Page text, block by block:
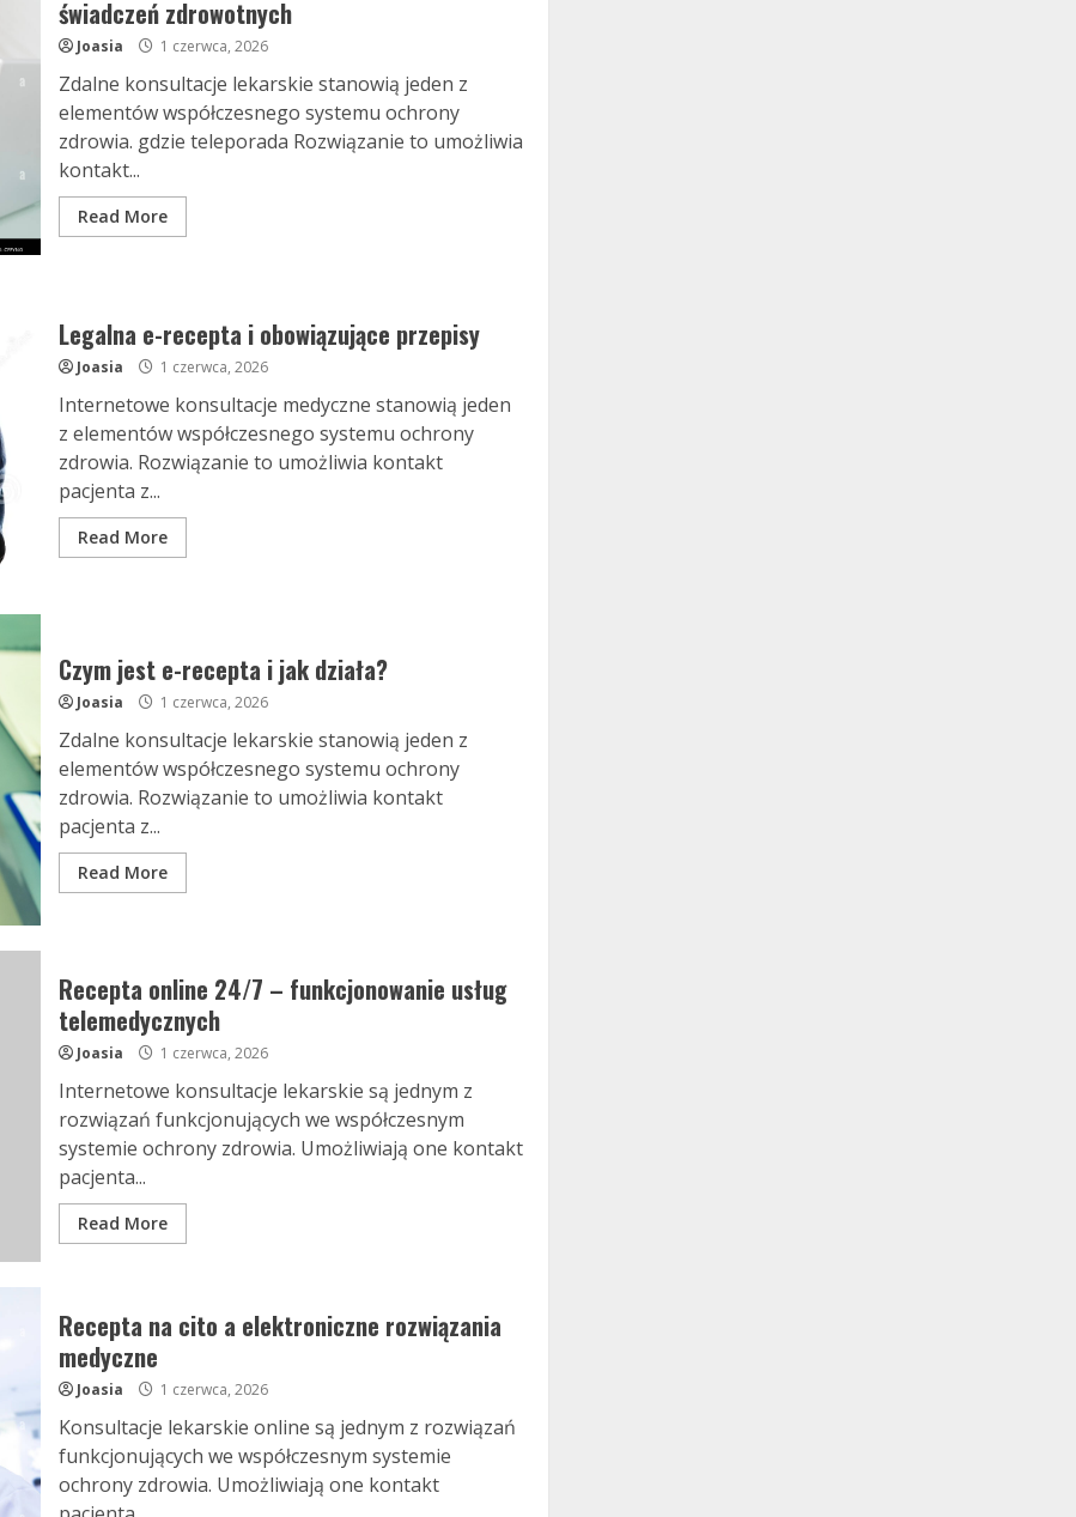
świadczeń zdrowotnych
Joasia 1 czerwca, 2026
Zdalne konsultacje lekarskie stanowią jeden z
elementów współczesnego systemu ochrony
zdrowia. gdzie teleporada Rozwiązanie to umożliwia
kontakt...
Read More
Legalna e-recepta i obowiązujące przepisy
Joasia 1 czerwca, 2026
Internetowe konsultacje medyczne stanowią jeden
z elementów współczesnego systemu ochrony
zdrowia. Rozwiązanie to umożliwia kontakt
pacjenta z...
Read More
Czym jest e-recepta i jak działa?
Joasia 1 czerwca, 2026
Zdalne konsultacje lekarskie stanowią jeden z
elementów współczesnego systemu ochrony
zdrowia. Rozwiązanie to umożliwia kontakt
pacjenta z...
Read More
Recepta online 24/7 – funkcjonowanie usług
telemedycznych
Joasia 1 czerwca, 2026
Internetowe konsultacje lekarskie są jednym z
rozwiązań funkcjonujących we współczesnym
systemie ochrony zdrowia. Umożliwiają one kontakt
pacjenta...
Read More
Recepta na cito a elektroniczne rozwiązania
medyczne
Joasia 1 czerwca, 2026
Konsultacje lekarskie online są jednym z rozwiązań
funkcjonujących we współczesnym systemie
ochrony zdrowia. Umożliwiają one kontakt